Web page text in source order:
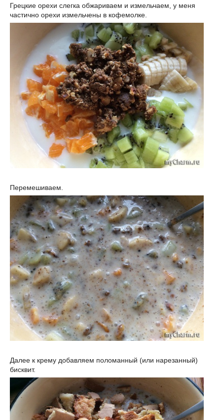
Грецкие орехи слегка обжариваем и измельчаем, у меня
частично орехи измельчены в кофемолке.
Перемешиваем.
Далее к крему добавляем поломанный (или нарезанный)
бисквит.